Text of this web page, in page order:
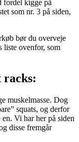
fordel kigge på
som nr. 3 på siden,
bør du overveje
liste ovenfor, som
racks:
muskelmasse. Dog
squats, og derfor
Vi har her på siden
disse fremgår